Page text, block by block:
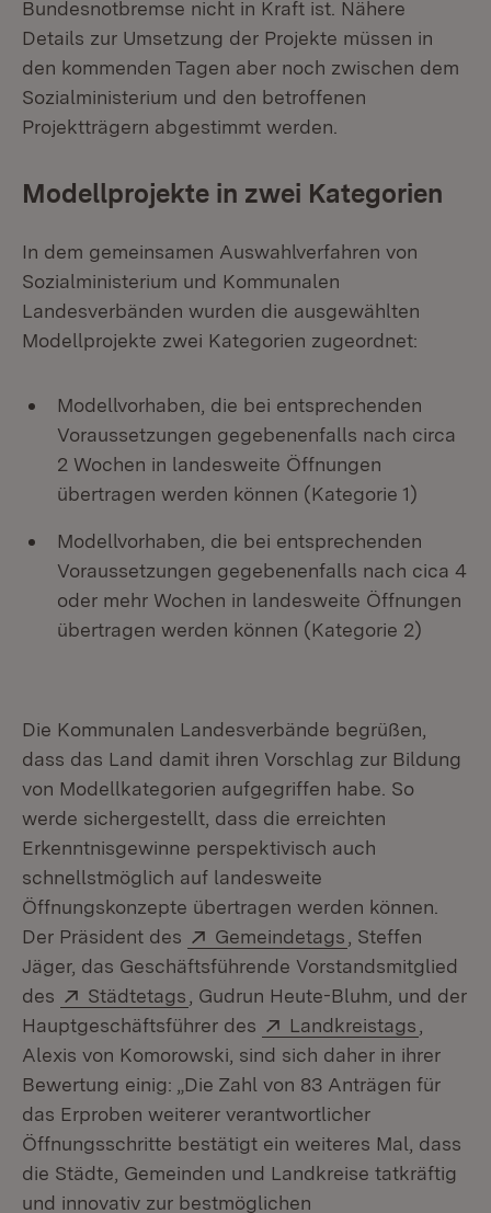
Bundesnotbremse nicht in Kraft ist. Nähere
Details zur Umsetzung der Projekte müssen in
den kommenden Tagen aber noch zwischen dem
Sozialministerium und den betroffenen
Projektträgern abgestimmt werden.
Modellprojekte in zwei Kategorien
In dem gemeinsamen Auswahlverfahren von
Sozialministerium und Kommunalen
Landesverbänden wurden die ausgewählten
Modellprojekte zwei Kategorien zugeordnet:
Modellvorhaben, die bei entsprechenden
Voraussetzungen gegebenenfalls nach circa
2 Wochen in landesweite Öffnungen
übertragen werden können (Kategorie 1)
Modellvorhaben, die bei entsprechenden
Voraussetzungen gegebenenfalls nach cica 4
oder mehr Wochen in landesweite Öffnungen
übertragen werden können (Kategorie 2)
Die Kommunalen Landesverbände begrüßen,
dass das Land damit ihren Vorschlag zur Bildung
von Modellkategorien aufgegriffen habe. So
werde sichergestellt, dass die erreichten
Erkenntnisgewinne perspektivisch auch
schnellstmöglich auf landesweite
Öffnungskonzepte übertragen werden können.
Der Präsident des
Extern:
Gemeindetags (Öffnet in
, Steffen
Jäger, das Geschäftsführende Vorstandsmitglied
des
Extern:
Städtetags (Öffnet in neuem Fenster)
, Gudrun Heute-Bluhm, und der
Hauptgeschäftsführer des
Extern:
Landkreistags
Alexis von Komorowski, sind sich daher in ihrer
Bewertung einig: „Die Zahl von 83 Anträgen für
das Erproben weiterer verantwortlicher
Öffnungsschritte bestätigt ein weiteres Mal, dass
die Städte, Gemeinden und Landkreise tatkräftig
und innovativ zur bestmöglichen